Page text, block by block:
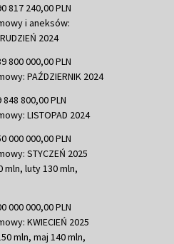
817 240,00 PLN
i aneksów:
2024
800 000,00 PLN
PAŹDZIERNIK 2024
800,00 PLN
LISTOPAD 2024
000 000,00 PLN
STYCZEŃ 2025
mln, luty 130 mln,
000 000,00 PLN
KWIECIEŃ 2025
mln, maj 140 mln,